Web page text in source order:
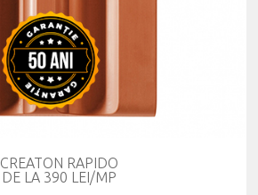
CREATON RAPIDO
DE LA 390 LEI/MP